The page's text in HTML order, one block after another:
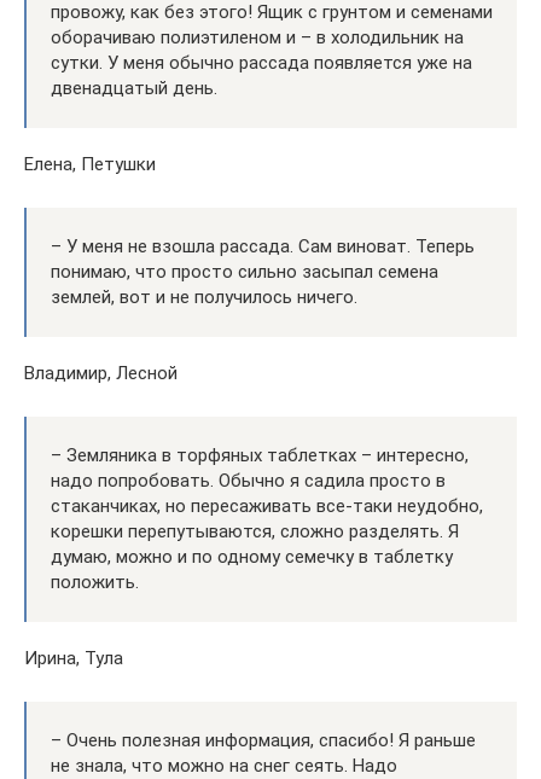
провожу, как без этого! Ящик с грунтом и семенами
оборачиваю полиэтиленом и – в холодильник на
сутки. У меня обычно рассада появляется уже на
двенадцатый день.
Елена, Петушки
– У меня не взошла рассада. Сам виноват. Теперь
понимаю, что просто сильно засыпал семена
землей, вот и не получилось ничего.
Владимир, Лесной
– Земляника в торфяных таблетках – интересно,
надо попробовать. Обычно я садила просто в
стаканчиках, но пересаживать все-таки неудобно,
корешки перепутываются, сложно разделять. Я
думаю, можно и по одному семечку в таблетку
положить.
Ирина, Тула
– Очень полезная информация, спасибо! Я раньше
не знала, что можно на снег сеять. Надо